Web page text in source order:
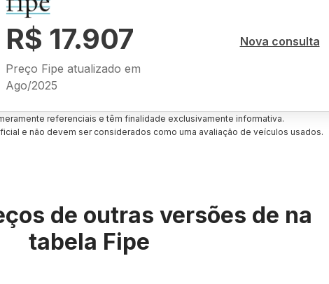
R$ 17.907
Preço Fipe atualizado em
Ago/2025
Nova consulta
referenciais e têm finalidade exclusivamente informativa.
e não devem ser considerados como uma avaliação de veículos usados.
de outras versões de na
tabela Fipe